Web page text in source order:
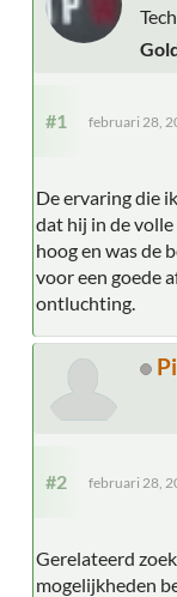
#1 februari 28,
De ervaring die
dat hij in de
hoog en was de
voor een goede
ontluchting.
#2 februari 28,
Gerelateerd
mogelijkheden